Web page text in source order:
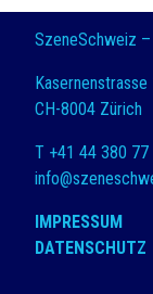
SzeneSchweiz
Kasernenstrasse
CH-8004 Zürich
T +41 44 380 77
IMPRESSUM
DATENSCHUTZ